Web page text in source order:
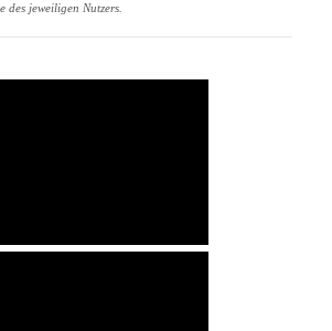
des jeweiligen Nutzers.